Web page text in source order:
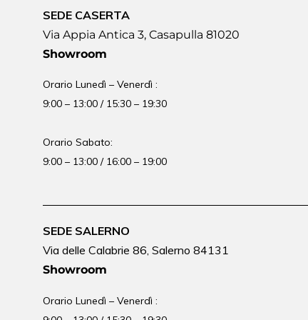
SEDE CASERTA
Via Appia Antica 3, Casapulla 81020
Showroom
Orario Lunedì – Venerdì :
9:00 – 13:00 / 15:30 – 19:30
Orario Sabato:
9:00 – 13:00 / 16:00 – 19:00
SEDE SALERNO
Via delle Calabrie 86, Salerno 84131
Showroom
Orario Lunedì – Venerdì :